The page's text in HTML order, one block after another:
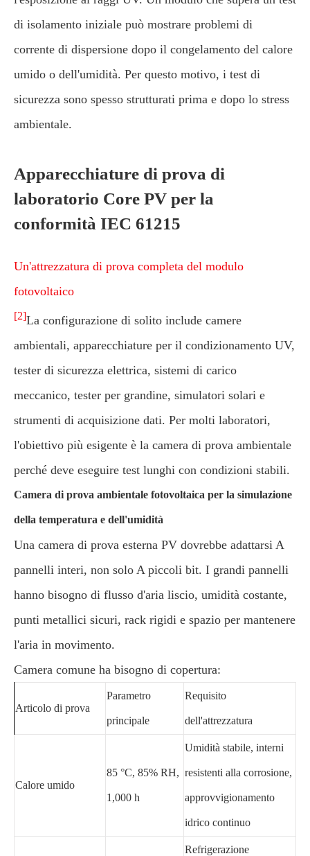
di isolamento iniziale può mostrare problemi di
corrente di dispersione dopo il congelamento del calore
umido o dell'umidità. Per questo motivo, i test di
sicurezza sono spesso strutturati prima e dopo lo stress
ambientale.
Apparecchiature di prova di
laboratorio Core PV per la
conformità IEC 61215
Un'attrezzatura di prova completa del modulo
fotovoltaico
[2]La configurazione di solito include camere
ambientali, apparecchiature per il condizionamento UV,
tester di sicurezza elettrica, sistemi di carico
meccanico, tester per grandine, simulatori solari e
strumenti di acquisizione dati. Per molti laboratori,
l'obiettivo più esigente è la camera di prova ambientale
perché deve eseguire test lunghi con condizioni stabili.
Camera di prova ambientale fotovoltaica per la simulazione
della temperatura e dell'umidità
Una camera di prova esterna PV dovrebbe adattarsi A
pannelli interi, non solo A piccoli bit. I grandi pannelli
hanno bisogno di flusso d'aria liscio, umidità costante,
punti metallici sicuri, rack rigidi e spazio per mantenere
l'aria in movimento.
Camera comune ha bisogno di copertura:
Articolo di prova
Parametro
principale
Requisito
dell'attrezzatura
Calore umido
85 °C, 85% RH,
1,000 h
Umidità stabile, interni
resistenti alla corrosione,
approvvigionamento
idrico continuo
Refrigerazione